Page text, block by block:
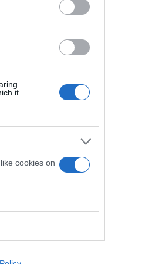
it
cookies on
όπλου, ο 65χρονος
συνθήκες που
αίματος, παρά